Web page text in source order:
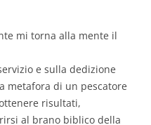
mi torna alla mente il
e sulla dedizione
metafora di un pescatore
risultati,
al brano biblico della